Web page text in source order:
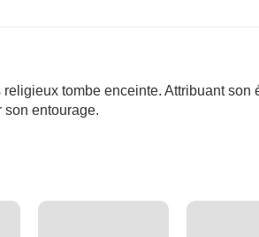
tombe enceinte. Attribuant son
entourage.